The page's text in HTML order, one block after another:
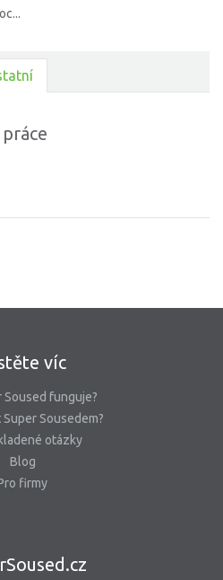
víc
Soused funguje?
Sousedem?
otázky
Blog
firmy